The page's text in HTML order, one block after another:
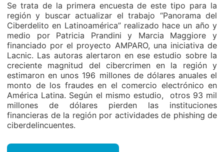
Se trata de la primera encuesta de este tipo para la
región y buscar actualizar el trabajo “Panorama del
Ciberdelito en Latinoamérica” realizado hace un año y
medio por Patricia Prandini y Marcia Maggiore y
financiado por el proyecto AMPARO, una iniciativa de
Lacnic. Las autoras alertaron en ese estudio sobre la
creciente magnitud del cibercrimen en la región y
estimaron en unos 196 millones de dólares anuales el
monto de los fraudes en el comercio electrónico en
América Latina. Según el mismo estudio, otros 93 mil
millones de dólares pierden las instituciones
financieras de la región por actividades de phishing de
ciberdelincuentes.